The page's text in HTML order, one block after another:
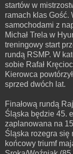
startów w
ramach klas Gość.
samochodami z
Michał Trela w
treningowy start
rundą RSMP. W
sobie Rafał
Kierowca
sprzed dwóch lat.
Finałową rundą
Śląska będzie 45.
zaplanowana na
Śląska rozegra się
końcowy triumf